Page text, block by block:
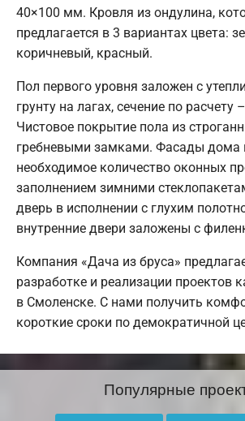
40×100 мм. Кровля из ондулина,
предлагается в 3 вариантах цвета:
коричневый, красный.
Пол первого уровня заложен с
грунту на лагах, сечение по
Чистовое покрытие пола из
гребневыми замками. Фасады дома
необходимое количество оконных
заполнением зимними
дверь в исполнении с глухим
внутренние двери заложены с
Компания «Дача из бруса»
разработке и реализации проектов
в Смоленске. С нами получить
короткие сроки по демократичной
Популярные